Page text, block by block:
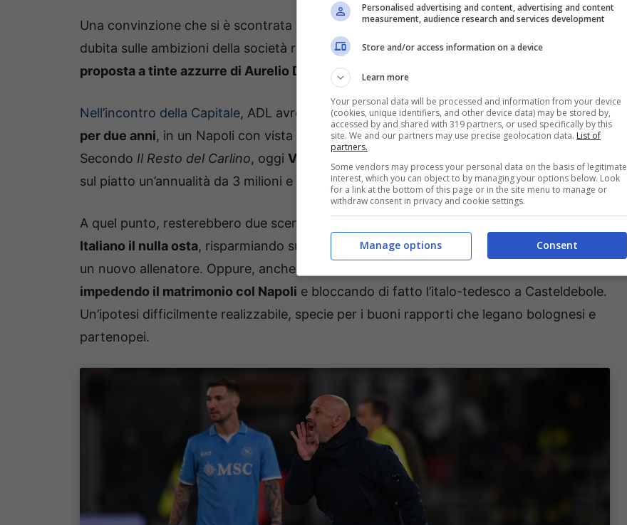
Una convinzione che si è scontrata con le intenzioni reali del mister, che da tempo
dubita sulle ambizioni della società rossoblù, e ora è anche fortementetentato dalla
proposta a tinte azzurre di Aurelio De Laurentiis
Nell’incontro della Capitale, ADL avrebbe proposto a Italiano3-3,5 milioni più bonus
per due anni, in un Napoli con vista Scudetto e già qualificato in Champions League.
Secondo Il Resto del Carlino, oggi Vincenzo chiederà al Bologna il via libera
sul piatto un’annualità da 3 milioni e un percorso ricco di bei ricordi.
A quel punto, resterebbero due scenari possibili.
Italiano il nulla osta, risparmiando sul bilancio, ma mettendosi alla ricerca (non facile) di
un nuovo allenatore. Oppure, anche se meno probabile,
impedendo il matrimonio col Napoli e bloccando di fatto l’italo-tedesco a Casteldebole.
Un’ipotesi difficilmente realizzabile, specie per i buoni rapporti che legano bolognesi e
partenopei.
Personalised advertising and content, advertising and content
measurement, audience research and services development
Store and/or access information on a device
Learn more
Your personal data will be processed and information from your device
(cookies, unique identifiers, and other device data) may be stored by,
accessed by and shared with 319 partners, or used specifically by this
site. We and our partners may use precise geolocation data. List of
partners.
Some vendors may process your personal data on the basis of legitimate
interest, which you can object to by managing your options below. Look
for a link at the bottom of this page or in the site menu to manage or
withdraw consent in privacy and cookie settings.
Consent
Manage options